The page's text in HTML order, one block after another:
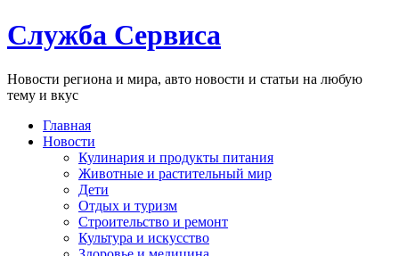
Служба Сервиса
Новости региона и мира, авто новости и статьи на любую
тему и вкус
Главная
Новости
Кулинария и продукты питания
Животные и растительный мир
Дети
Отдых и туризм
Строительство и ремонт
Культура и искусство